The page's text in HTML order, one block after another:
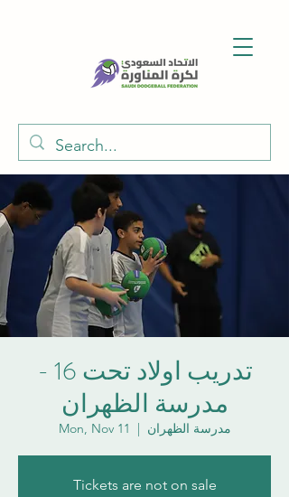
تدريب اولاد تحت 16 -
مدرسة الظهران
Mon, Nov 11
  |
مدرسة الظهران
Tickets are not on sale